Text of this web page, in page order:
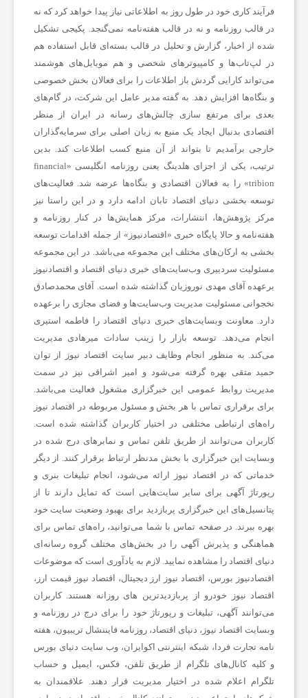
فرآیند کاری خود در طول روز به اطلاعاتی نیاز پیدا خواهد کرد که نه
در قالب روزنامه و نه در قالب هفته‌نامه نمی‌گنجد. پکیجی تشکیل
شده از اخبار، گزارش و تحلیل در قالب بسته‌ای قابل استفاده هم
در لپ‌تاب‌ها و کامپیوترهای شخصی و هم موبایل‌های هوشمند
می‌تواند کارایی گردش باز اطلاعات را برای فعالان بخش خصوصی
و بنگاه‌ها افزایش دهد. به گفته مدیر عامل این شرکت، در گام‌های
بعدی برای مرتفع سازی چالش‌های رسانه در ایران از منظر
اقتصادی بدنبال ایجاد یک منبع به زبان اصلی برای سرمایه‌گذاران
خارجی برآمدیم تا بتواند از آن منبع کسب اطلاعات کند. بدین
ترتیب، یکی از اجزای هلدینگ یعنی روزنامه انگلیسی «financial
tribion» را به فعالان اقتصادی و بنگاه‌ها عرضه شد. فعالیت‌های
توسعه بخشی دنیای اقتصاد تابان ادامه دارد و در این راستا نیز
مرکز پژوهش‌ها، انتشارات، مرکز همایش‌ها در کنار روزنامه و
هفته‌نامه و حالا پایگاه خبری «اقتصادنیوز» از جمله اقدامات توسعه
بخشی به ارکان‌های مختلف این مجموعه می‌باشد. در این مجموعه
مسئولیت سردبیری وب‌سایت‌های خبری دنیای اقتصاد و اقتصادنیوز
برعهده آقای مهدی نوروزیان گذاشته شده است. آقای محمدصادق
نخجوانی مسئولیت مدیریت وب‌سایت‌ها و فضای مجازی را برعهده
دارد. معاونت وبسایت‌های خبری دنیای اقتصاد را فاطمه استیری
انجام می‌دهد. توسعه بازار را زینب سادات میرهادی مدیریت
می‌کند. به منظور انجام وظایف دبیر سایت اقتصاد نیوز از توان
حمید متقی بهره گرفته می‌شود و امیر اشراقی نیز در سمت
مدیریت روابط عمومی این خبرگزاری مشغول فعالیت می‌باشد.
برای برقراری تماس با هر بخش و مسئول مربوطه در اقتصاد نیوز
راه‌های ارتباطی مختلفی در اختیار کاربران گذاشته شده است.
کاربران می‌توانند از طریق تلفن تماس و نمابرهای درج شده در
وبسایت این خبرگزاری با بخش مدنظر ارتباط برقرار کنند. از دیگر
خدماتی که در اقتصاد نیوز ارائه می‌شود، انجام تبلیغات بنری و
رپورتاژ آگهی برای سایر سایت‌هایی است که تمایل دارند تا از
پتانسیل‌های این خبرگزاری پربازدید برای بهبود وضعیت سایت خود
بهره ببرند. در صفحه تماس با شما می‌توانید، راه‌های تماس برای
هماهنگی و پذیرش آگهی را در بخش‌های مختلف گروه رسانه‌ای
دنیای اقتصاد را مشاهده نمایید. لازم به یادآوری است که موضوعات
اقتصادنیوز بورس، اقتصاد نیوز ارز دیجیتال، اقتصاد نیوز قیمت ارز،
اقتصاد نیوز خودرو از پربازدیدترین های روزانه هستند. کاربران
می‌توانند آگهی، تبلیغات و رپورتاژ خود را برای درج در روزنامه و
وبسایت اقتصاد نیوز، دنیای اقتصاد، روزنامه فایننشال تریبیون، هفته
نامه تجارت فردا، شبکه اینترنتی اکوایران، وب سایت دنیای بورس
و کلیه کانال‌های تلگرام از طریق تلفن، فکس، ایمیل و حساب
تلگرام اعلام شده در اختیار مدیریت قرار دهند. علاقمندان به